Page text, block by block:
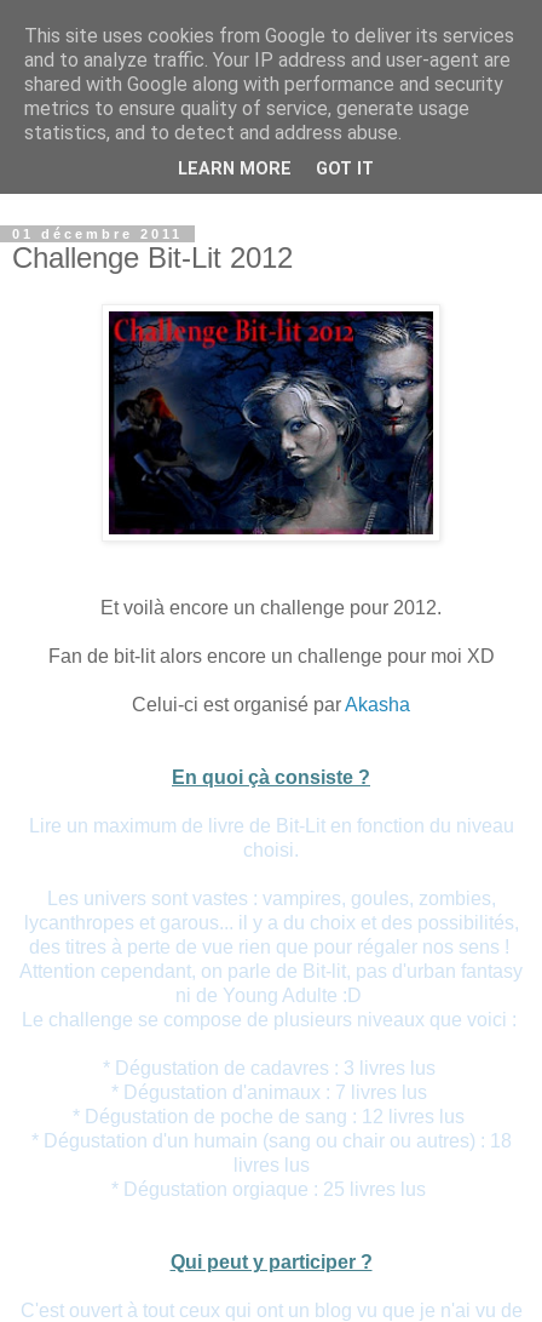
Paradise Book - Un paradis
où les livres sont à
l'honneur
01 décembre 2011
Challenge Bit-Lit 2012
Et voilà encore un challenge pour 2012.
Fan de bit-lit alors encore un challenge pour moi XD
Celui-ci est organisé parAkasha
En quoi çà consiste ?
Lire un maximum de livre de Bit-Lit en fonction du niveau
choisi.
Les univers sont vastes : vampires, goules, zombies,
lycanthropes et garous... il y a du choix et des possibilités,
des titres à perte de vue rien que pour régaler nos sens !
Attention cependant, on parle de Bit-lit, pas d'urban fantasy
ni de Young Adulte :D
Le challenge se compose de plusieurs niveaux que voici :
* Dégustation de cadavres : 3 livres lus
* Dégustation d'animaux : 7 livres lus
* Dégustation de poche de sang : 12 livres lus
* Dégustation d'un humain (sang ou chair ou autres) : 18
livres lus
* Dégustation orgiaque : 25 livres lus
Qui peut y participer ?
C'est ouvert à tout ceux qui ont un blog vu que je n'ai vu de
This site uses cookies from Google to deliver its services
and to analyze traffic. Your IP address and user-agent are
shared with Google along with performance and security
metrics to ensure quality of service, generate usage
statistics, and to detect and address abuse.
LEARN MORE GOT IT